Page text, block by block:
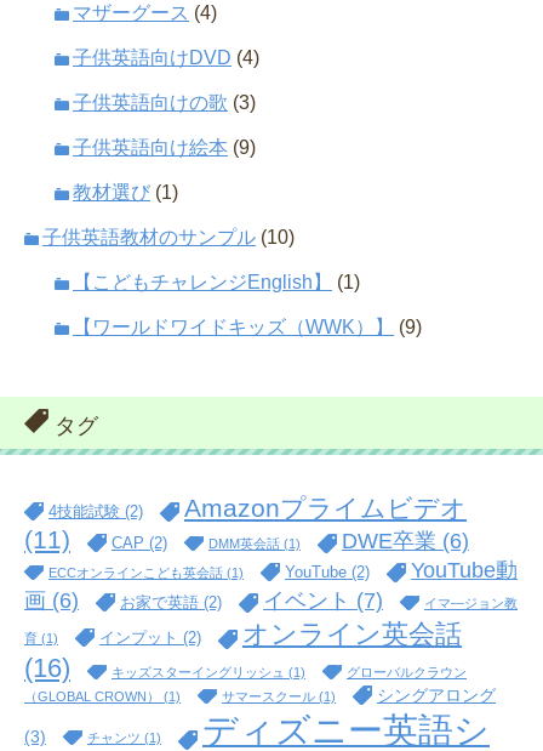
マザーグース (4)
子供英語向けDVD (4)
子供英語向けの歌 (3)
子供英語向け絵本 (9)
教材選び (1)
子供英語教材のサンプル (10)
【こどもチャレンジEnglish】 (1)
【ワールドワイドキッズ（WWK）】 (9)
タグ
4技能試験 (2)
Amazonプライムビデオ
(11)
CAP (2) DMM英会話 (1) DWE卒業 (6)
ECCオンラインこども英会話 (1) YouTube (2)
YouTube動
画 (6) お家で英語 (2) イベント (7) イマ―ジョン教
育 (1) インプット (2)
オンライン英会話
(16)
キッズスターイングリッシュ (1)
グローバルクラウン
（GLOBAL CROWN）
(1) サマースクール (1) シングアロング
(3) チャンツ (1)
ディズニー英語シ